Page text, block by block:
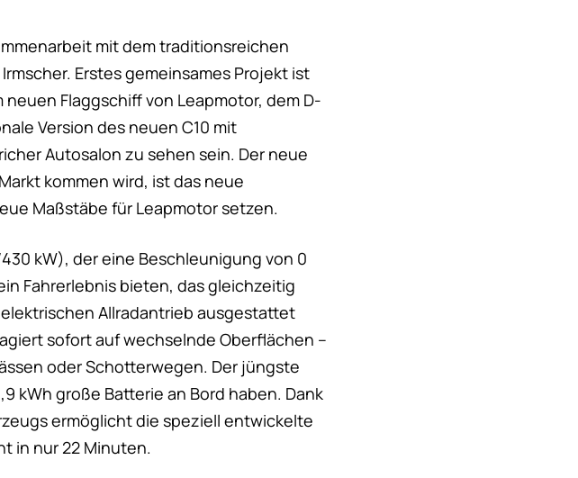
mit dem traditionsreichen
Erstes gemeinsames Projekt ist
Flaggschiff von Leapmotor, dem D-
Version des neuen C10 mit
Autosalon zu sehen sein. Der neue
kommen wird, ist das neue
Maßstäbe für Leapmotor setzen.
kW), der eine Beschleunigung von 0
Fahrerlebnis bieten, das gleichzeitig
Allradantrieb ausgestattet
sofort auf wechselnde Oberflächen –
oder Schotterwegen. Der jüngste
kWh große Batterie an Bord haben. Dank
ermöglicht die speziell entwickelte
in nur 22 Minuten.